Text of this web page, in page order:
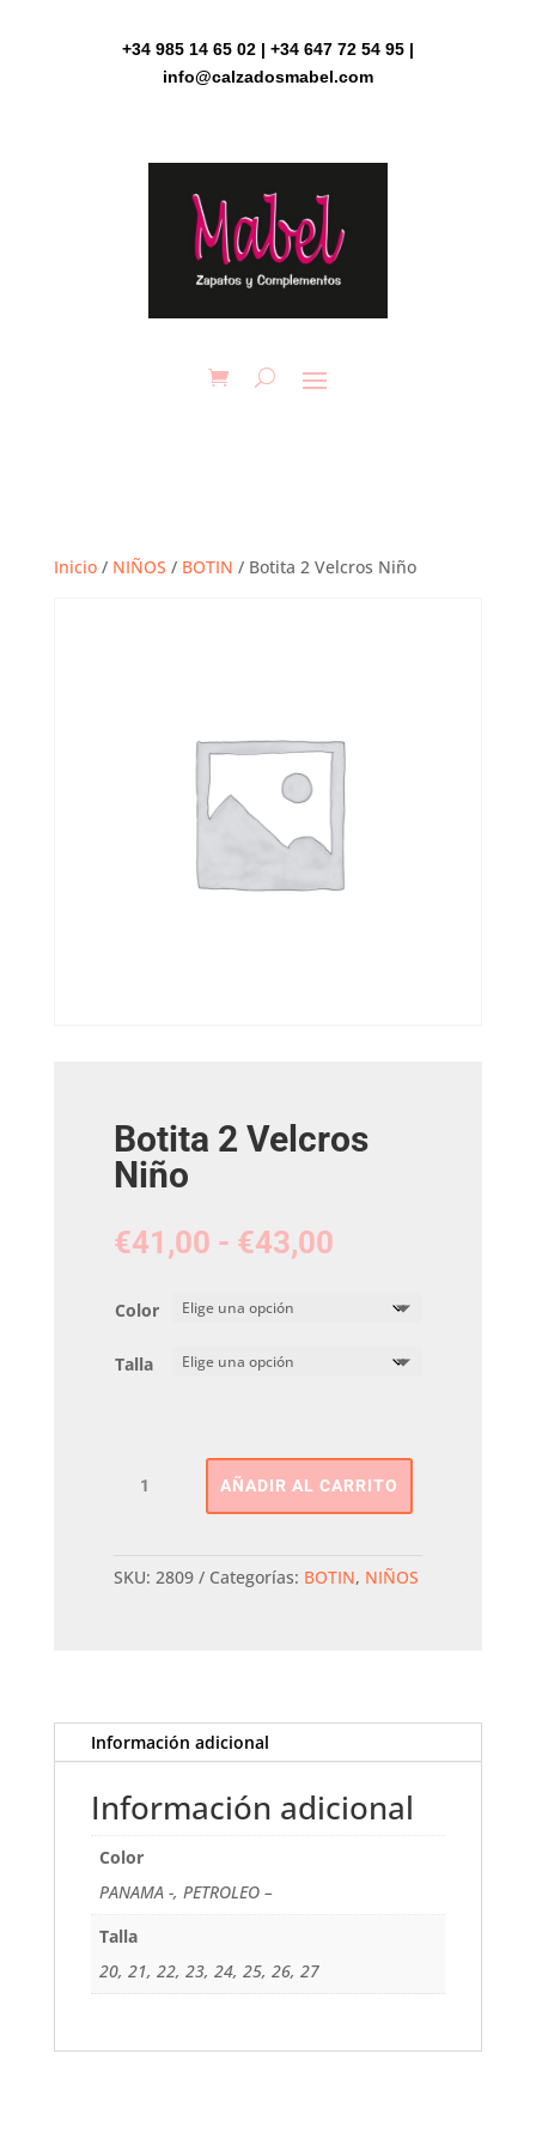
+34 985 14 65 02 | +34 647 72 54 95 |
info@calzadosmabel.com
Inicio/ NIÑOS / BOTIN / Botita 2 Velcros Niño
Botita 2 Velcros
Niño
€41,00 - €43,00Rango
precios:
desde
€41,00
hasta
Color
Talla
cantidad
AÑADIR AL CARRITO
SKU: 2809 Categorías: BOTIN, NIÑOS
Información adicional
Información adicional
Color
PANAMA -, PETROLEO –
Talla
20, 21, 22, 23, 24, 25, 26, 27